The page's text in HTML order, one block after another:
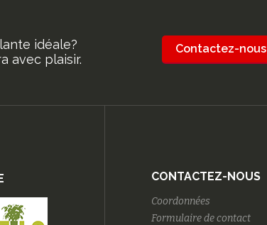
idéale?
avec plaisir.
Contactez-nous
CONTACTEZ-NOUS
Coordonnées
Formulaire de contact